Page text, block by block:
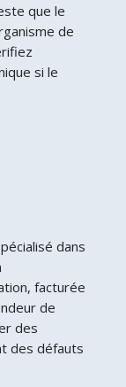
que le
de
si le
dans
facturée
de
des
des défauts